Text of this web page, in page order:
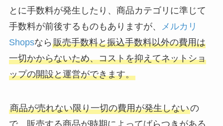
とに手数料が発生したり、商品カテゴリに準じて
手数料が前後するものもありますが、
メルカリ
Shopsなら 販売手数料と振込手数料以外の費用は
一切かからないため、コストを抑えてネットショ
ップの開設と運営ができます。
商品が売れない限り一切の費用が発生しないの
で、販売する商品が時期によってばらつきがある